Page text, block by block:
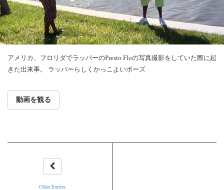
アメリカ、フロリダでラッパーのPresto Floの写真撮影をしていた際に起
きた出来事。 ラッパーらしくかっこよいポーズ
動画を観る
Older Entries